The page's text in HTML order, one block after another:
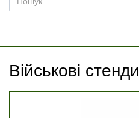
Військові стенди